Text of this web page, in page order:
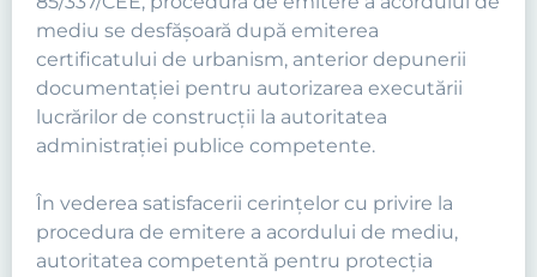
mediu se desfăşoară după emiterea
certificatului de urbanism, anterior depunerii
documentaţiei pentru autorizarea executării
lucrărilor de construcţii la autoritatea
administraţiei publice competente.
În vederea satisfacerii cerinţelor cu privire la
procedura de emitere a acordului de mediu,
autoritatea competentă pentru protecţia